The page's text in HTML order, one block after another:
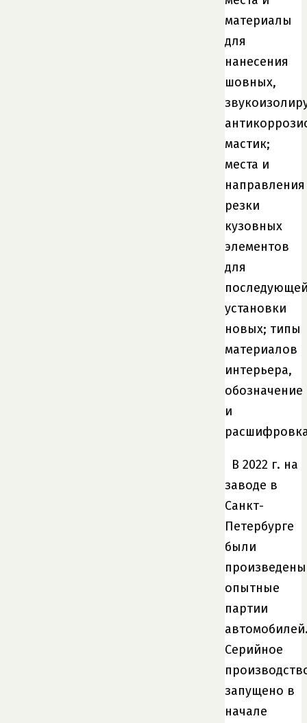
материалы
для
нанесения
шовных,
мастик;
места и
направления
резки
кузовных
элементов
для
установки
новых; типы
материалов
интерьера,
обозначение
и
В 2022 г. на
заводе в
Санкт-
Петербурге
были
произведены
опытные
партии
Серийное
запущено в
начале